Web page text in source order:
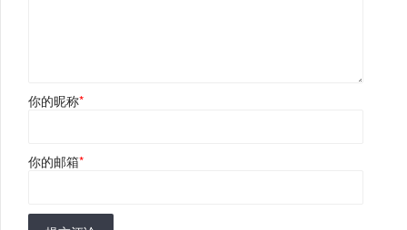
你的昵称*
你的邮箱*